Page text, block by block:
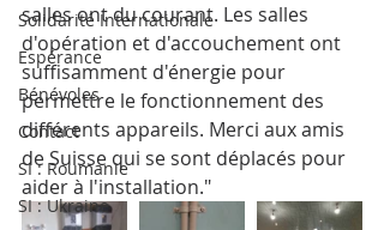
Solidarité Internationale
Espérance
Bénévoles
Contact
SI : Roumanie
SI : Ukraine
salles ont du courant. Les salles
d'opération et d'accouchement ont
suffisamment d'énergie pour
permettre le fonctionnement des
différents appareils. Merci aux amis
de Suisse qui se sont déplacés pour
aider à l'installation."